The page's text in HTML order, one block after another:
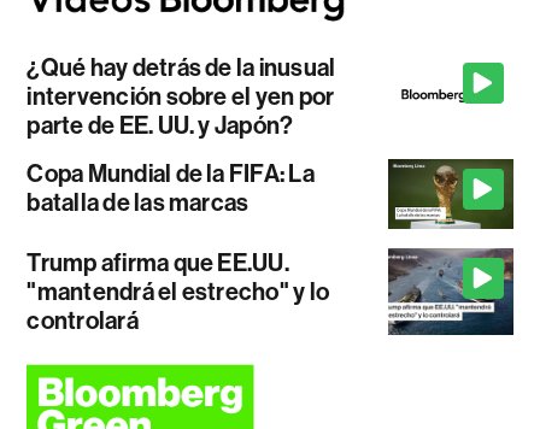
¿Qué hay detrás de la inusual
intervención sobre el yen por
parte de EE. UU. y Japón?
Copa Mundial de la FIFA: La
batalla de las marcas
Trump afirma que EE.UU.
"mantendrá el estrecho" y lo
controlará